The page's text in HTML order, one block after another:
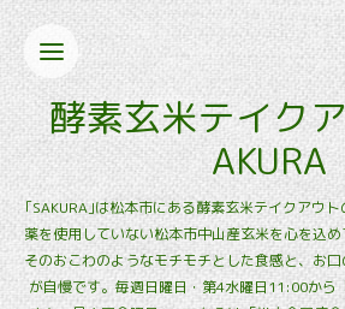
酵素玄米テイク
AKURA
｢SAKURA｣は松本市にある酵素玄米テイクアウ
薬を使用していない松本市中山産玄米を心を込
そのおこわのようなモチモチとした食感と、お
が自慢です。毎週日曜日・第4水曜日11:00から